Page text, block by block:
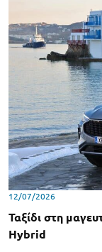
12/07/2026
Ταξίδι στη
Hybrid